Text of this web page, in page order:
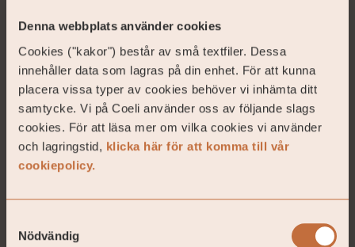
Denna webbplats använder cookies
Cookies ("kakor") består av små textfiler. Dessa
innehåller data som lagras på din enhet. För att kunna
placera vissa typer av cookies behöver vi inhämta ditt
samtycke. Vi på Coeli använder oss av följande slags
cookies. För att läsa mer om vilka cookies vi använder
och lagringstid, klicka här för att komma till vår
cookiepolicy.
Nödvändig
när de närmsta i administrationen nu tycker att
Trump ska få Nobelpriset i ekonomi.
https://x.com/carlbildt/status/1950997611676311880
?s=12&t=0N7sZrq39DU5Tq-Zr-TWaQ
Samtidigt rabblade Vita Husets talesperson upp alla
konflikter som Trump fått slut på vilket gör honom
till en given vinnare av Nobels fredspris.
underhållningsvärde var ändå Trumps besök hos
Fed som håller på med en omfattande renovering av
deras lokaler. En renovering som den amerikanska